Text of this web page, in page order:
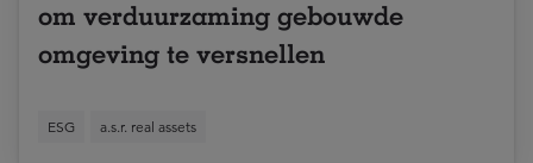
om verduurzaming gebouwde
omgeving te versnellen
ESG a.s.r. real assets